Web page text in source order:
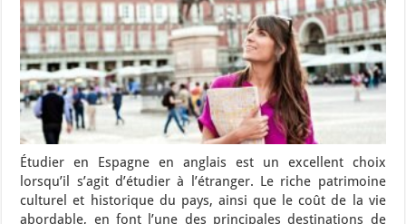
Étudier en Espagne en anglais est un excellent choix
lorsqu’il s’agit d’étudier à l’étranger. Le riche patrimoine
culturel et historique du pays, ainsi que le coût de la vie
abordable, en font l’une des principales destinations de